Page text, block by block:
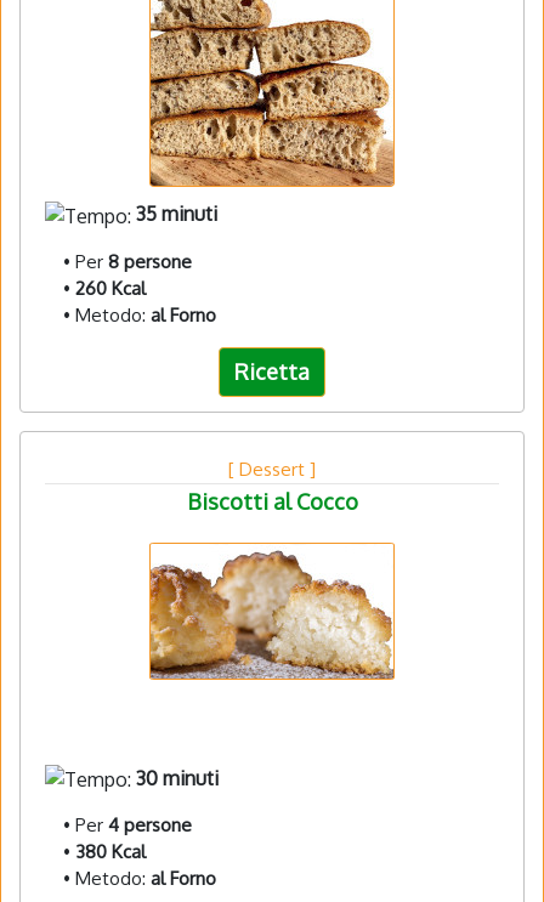
35 minuti
• Per 8 persone
• 260 Kcal
• Metodo: al Forno
Ricetta
[ Dessert ]
Biscotti al Cocco
30 minuti
• Per 4 persone
• 380 Kcal
• Metodo: al Forno